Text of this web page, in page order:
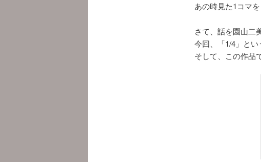
あの時見た1コマ
さて、話を園山二
今回、「1/4」とい
そして、この作品